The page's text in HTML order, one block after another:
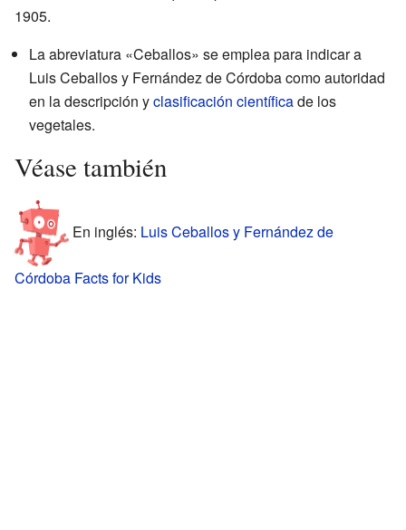
1905.
La abreviatura «Ceballos» se emplea para indicar a
Luis Ceballos y Fernández de Córdoba como autoridad
en la descripción yclasificación científicade los
vegetales.
Véase también
En inglés: Luis Ceballos y Fernández de
Córdoba Facts for Kids